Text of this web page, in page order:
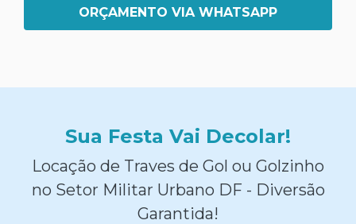
ORÇAMENTO VIA WHATSAPP
Sua Festa Vai Decolar!
Locação de Traves de Gol ou Golzinho
no Setor Militar Urbano DF - Diversão
Garantida!